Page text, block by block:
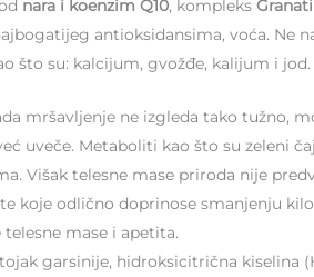
nara i koenzim Q10, kompleks
antioksidansima, voća. Ne
što su: kalcijum, gvožđe, kalijum i jod.
mršavljenje ne izgleda tako tužno,
uveče. Metaboliti kao što su zeleni
Višak telesne mase priroda nije
koje odlično doprinose smanjenju
mase i apetita.
garsinije, hidroksicitrična kiselina